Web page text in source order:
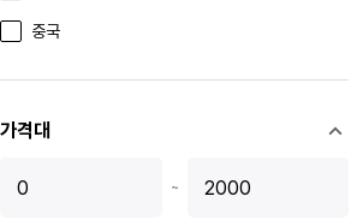
gujinggong
중국
가격대
~